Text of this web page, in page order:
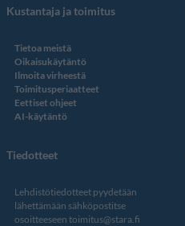
Kustantaja ja toimitus
Tietoa meistä
Oikaisukäytäntö
Ilmoita virheestä
Toimitusperiaatteet
Eettiset ohjeet
AI-käytäntö
Tiedotteet
Lehdistötiedotteet pyydetään
lähettämään sähköpostitse
osoitteeseen toimitus@stara.fi